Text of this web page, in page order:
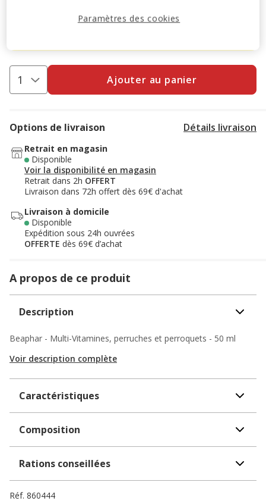
Voir conditions
Ajouter au panier
Options de livraison Détails livraison
Retrait en magasin
Disponible
Voir la disponibilité en magasin
Retrait dans 2h OFFERT
Livraison dans 72h offert dès 69€ d'achat
Livraison à domicile
Disponible
Expédition sous 24h ouvrées
OFFERTE dès 69€ d’achat
A propos de ce produit
Description
Beaphar - Multi-Vitamines, perruches et perroquets - 50 ml
Voir description complète
Caractéristiques
Composition
Rations conseillées
Réf. 860444
Paramètres des cookies